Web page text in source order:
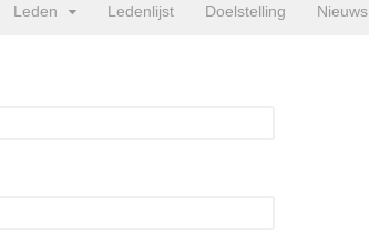
Leden Ledenlijst Doelstelling Nieuws